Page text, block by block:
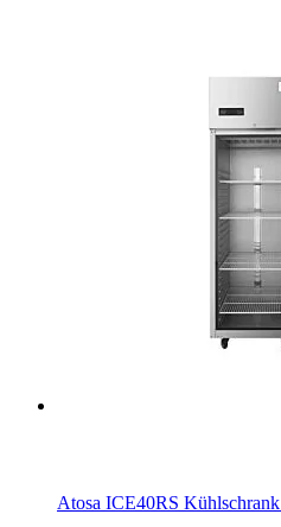
Atosa ICE40RS Kühlschrank